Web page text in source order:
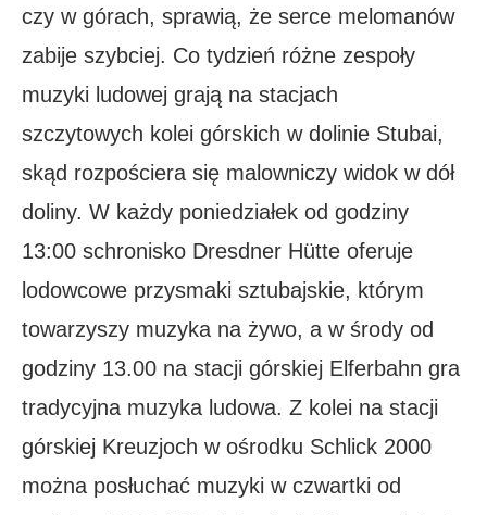
czy w górach, sprawią, że serce melomanów
zabije szybciej. Co tydzień różne zespoły
muzyki ludowej grają na stacjach
szczytowych kolei górskich w dolinie Stubai,
skąd rozpościera się malowniczy widok w dół
doliny. W każdy poniedziałek od godziny
13:00 schronisko Dresdner Hütte oferuje
lodowcowe przysmaki sztubajskie, którym
towarzyszy muzyka na żywo, a w środy od
godziny 13.00 na stacji górskiej Elferbahn gra
tradycyjna muzyka ludowa. Z kolei na stacji
górskiej Kreuzjoch w ośrodku Schlick 2000
można posłuchać muzyki w czwartki od